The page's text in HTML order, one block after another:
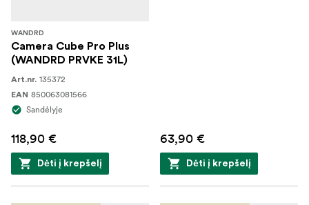
WANDRD
Camera Cube Pro Plus
(WANDRD PRVKE 31L)
Art.nr. 135372
EAN 850063081566
Sandėlyje
118,90 €
Dėti į krepšelį
63,90 €
Dėti į krepšelį